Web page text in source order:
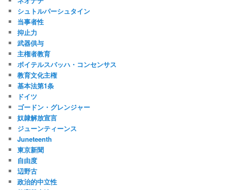
シュトルパーシュタイン
当事者性
抑止力
武器供与
主権者教育
ボイテルスバッハ・コンセンサス
教育文化主権
基本法第1条
ドイツ
ゴードン・グレンジャー
奴隷解放宣言
ジューンティーンス
Juneteenth
東京新聞
自由度
辺野古
政治的中立性